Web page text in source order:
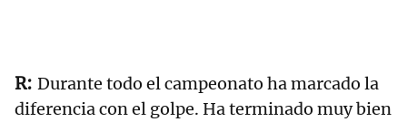
Durante todo el campeonato ha marcado la
diferencia con el golpe. Ha terminado muy bien